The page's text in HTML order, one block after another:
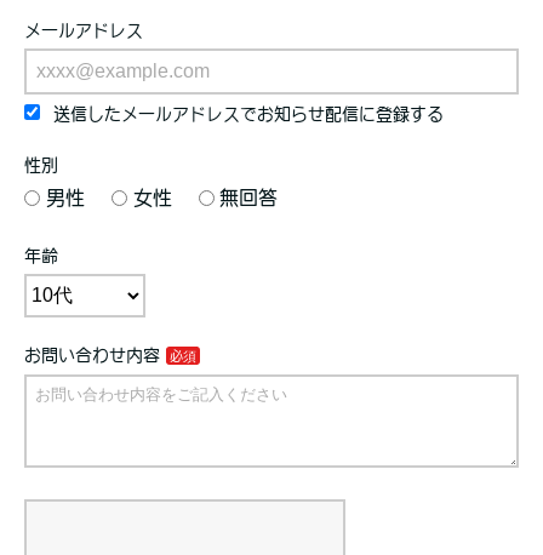
メールアドレス
送信したメールアドレスでお知らせ配信に登録する
性別
男性 女性 無回答
年齢
お問い合わせ内容